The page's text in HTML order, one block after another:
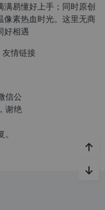
易懂好上手；同时原创
素热血时光。这里无商
好相遇
友情链接
信公
谢绝